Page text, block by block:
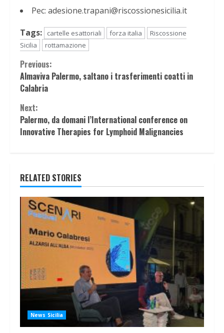
Pec: adesione.trapani@riscossionesicilia.it
Tags:
cartelle esattoriali forza italia
Riscossione
Sicilia
rottamazione
Continue
Reading
Previous:
Almaviva Palermo, saltano i trasferimenti coatti in
Calabria
Next:
Palermo, da domani l’International conference on
Innovative Therapies for Lymphoid Malignancies
RELATED STORIES
News Sicilia